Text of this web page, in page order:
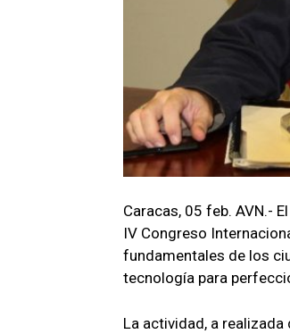
Caracas, 05 feb. AVN.-
IV Congreso
fundamentales de los
tecnología para
La actividad, a realizada